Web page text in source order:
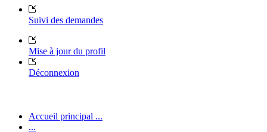
Suivi des demandes
Mise à jour du profil
Déconnexion
Accueil principal ...
...